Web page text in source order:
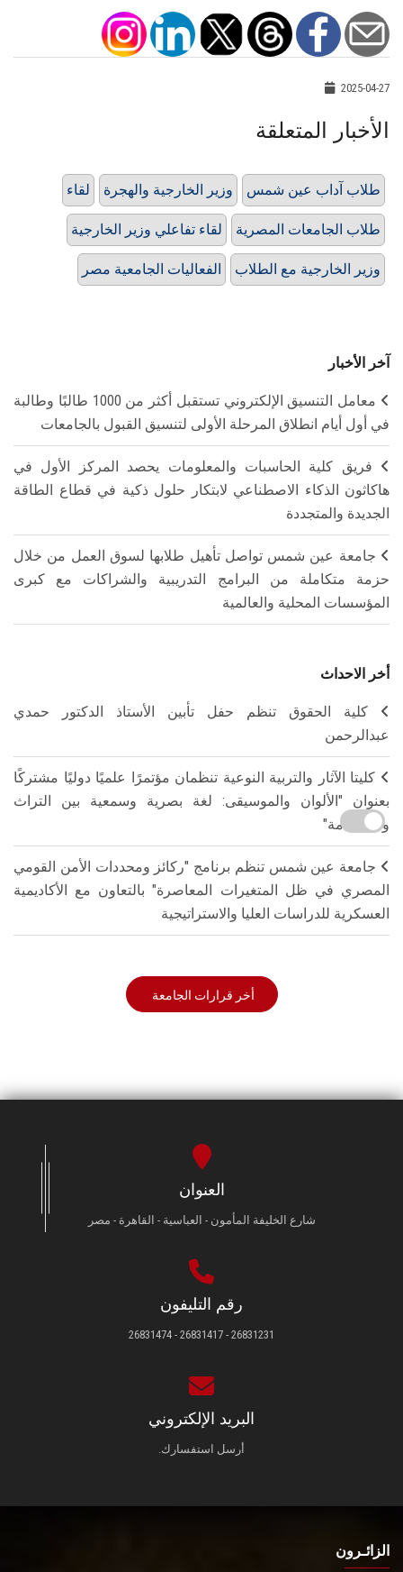
2025-04-27
الأخبار المتعلقة
لقاء وزير الخارجية والهجرة طلاب آداب عين شمس
لقاء تفاعلي وزير الخارجية طلاب الجامعات المصرية
الفعاليات الجامعية مصر وزير الخارجية مع الطلاب
آخر الأخبار
معامل التنسيق الإلكتروني تستقبل أكثر من 1000 طالبًا وطالبة
في أول أيام انطلاق المرحلة الأولى لتنسيق القبول بالجامعات
فريق كلية الحاسبات والمعلومات يحصد المركز الأول في
هاكاثون الذكاء الاصطناعي لابتكار حلول ذكية في قطاع الطاقة
الجديدة والمتجددة
جامعة عين شمس تواصل تأهيل طلابها لسوق العمل من خلال
حزمة متكاملة من البرامج التدريبية والشراكات مع كبرى
المؤسسات المحلية والعالمية
أخر الاحداث
كلية الحقوق تنظم حفل تأبين الأستاذ الدكتور حمدي
عبدالرحمن
كليتا الآثار والتربية النوعية تنظمان مؤتمرًا علميًا دوليًا مشتركًا
بعنوان "الألوان والموسيقى: لغة بصرية وسمعية بين التراث
والاستدامة"
جامعة عين شمس تنظم برنامج "ركائز ومحددات الأمن القومي
المصري في ظل المتغيرات المعاصرة" بالتعاون مع الأكاديمية
العسكرية للدراسات العليا والاستراتيجية
أخر قرارات الجامعة
العنوان
شارع الخليفة المأمون - العباسية - القاهرة - مصر
رقم التليفون
26831231 - 26831417 - 26831474
البريد الإلكتروني
أرسل استفسارك.
الزائـرون